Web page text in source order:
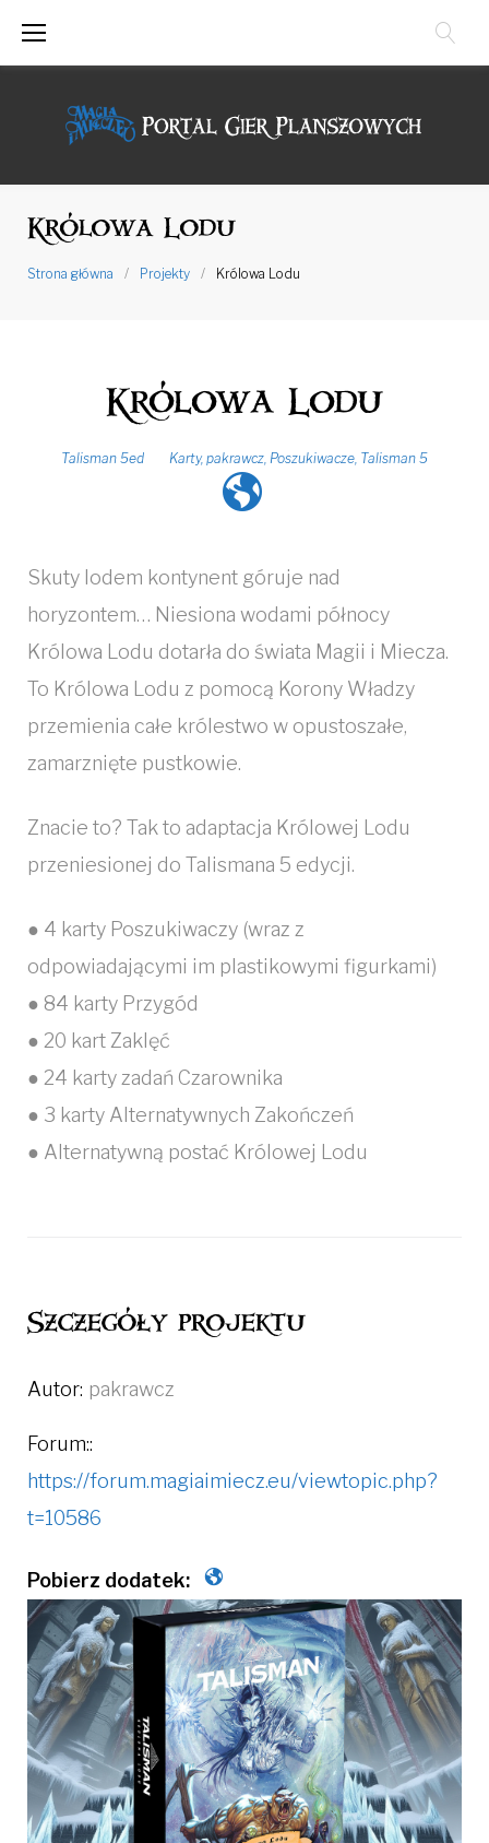
Królowa Lodu
Strona główna / Projekty / Królowa Lodu
Królowa Lodu
Talisman 5ed Karty, pakrawcz, Poszukiwacze, Talisman 5
Skuty lodem kontynent góruje nad
horyzontem… Niesiona wodami północy
Królowa Lodu dotarła do świata Magii i Miecza.
To Królowa Lodu z pomocą Korony Władzy
przemienia całe królestwo w opustoszałe,
zamarznięte pustkowie.
Znacie to? Tak to adaptacja Królowej Lodu
przeniesionej do Talismana 5 edycji.
● 4 karty Poszukiwaczy (wraz z
odpowiadającymi im plastikowymi figurkami)
● 84 karty Przygód
● 20 kart Zaklęć
● 24 karty zadań Czarownika
● 3 karty Alternatywnych Zakończeń
● Alternatywną postać Królowej Lodu
Szczegóły projektu
Autor: pakrawcz
Forum::
https://forum.magiaimiecz.eu/viewtopic.php?
t=10586